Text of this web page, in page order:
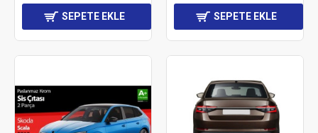
SEPETE EKLE SEPETE EKLE